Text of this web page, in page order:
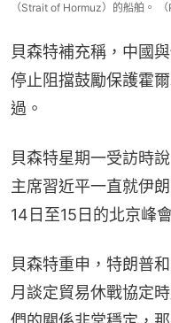
（Strait of Hormuz）的船舶。 （
貝森特補充稱，中國
停止阻擋鼓勵保護霍
過。
貝森特星期一受訪時
主席習近平一直就伊
14日至15日的北京峰
貝森特重申，特朗普
月談定貿易休戰協定